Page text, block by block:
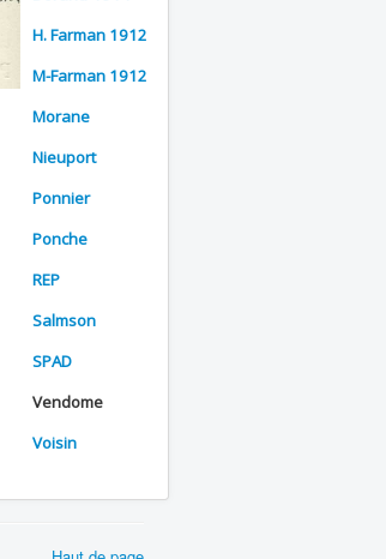
H. Farman 1912
M-Farman 1912
Morane
Nieuport
Ponnier
Ponche
REP
Salmson
SPAD
Vendome
Voisin